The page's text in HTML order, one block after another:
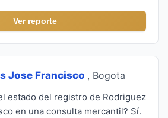
Ver reporte
Jose Francisco , Bogota
estado del registro de Rodriguez
en una consulta mercantil? Sí.